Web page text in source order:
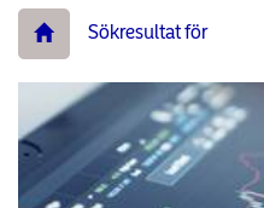
Sökresultat för